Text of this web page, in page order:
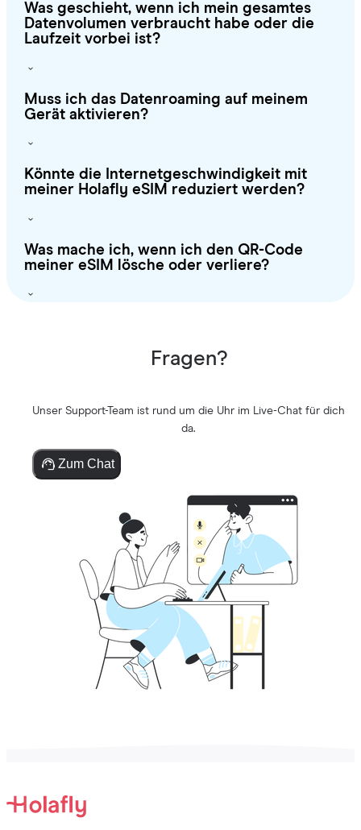
Was geschieht, wenn ich mein gesamtes
Datenvolumen verbraucht habe oder die
Laufzeit vorbei ist?
Muss ich das Datenroaming auf meinem
Gerät aktivieren?
Könnte die Internetgeschwindigkeit mit
meiner Holafly eSIM reduziert werden?
Was mache ich, wenn ich den QR-Code
meiner eSIM lösche oder verliere?
Fragen?
Unser Support-Team ist rund um die Uhr im Live-Chat für dich
da.
Zum Chat